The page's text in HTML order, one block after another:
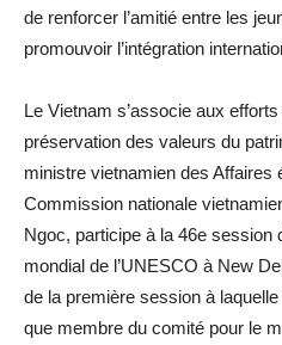
de renforcer l’amitié entre les
promouvoir l’intégration
Le Vietnam s’associe aux
préservation des valeurs du
ministre vietnamien des Affaires
Commission nationale
Ngoc, participe à la 46e session
mondial de l’UNESCO à New
de la première session à
que membre du comité pour le